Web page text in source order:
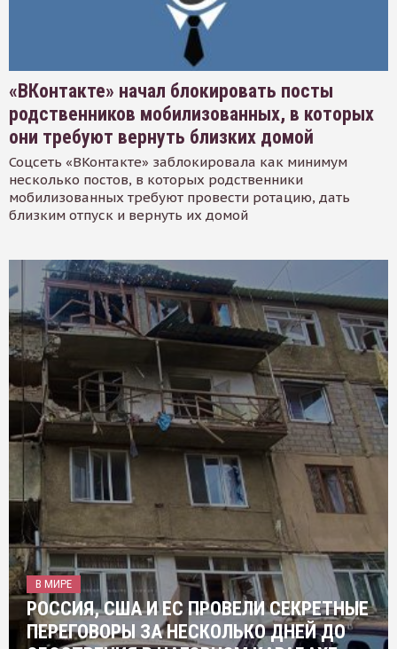
«ВКонтакте» начал блокировать посты
родственников мобилизованных, в которых
они требуют вернуть близких домой
Соцсеть «ВКонтакте» заблокировала как минимум
несколько постов, в которых родственники
мобилизованных требуют провести ротацию, дать
близким отпуск и вернуть их домой
В МИРЕ
РОССИЯ, США И ЕС ПРОВЕЛИ СЕКРЕТНЫЕ
ПЕРЕГОВОРЫ ЗА НЕСКОЛЬКО ДНЕЙ ДО